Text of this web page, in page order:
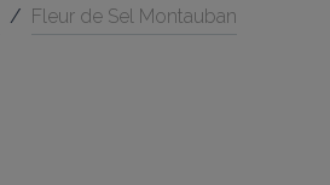
/ Fleur de Sel Montauban